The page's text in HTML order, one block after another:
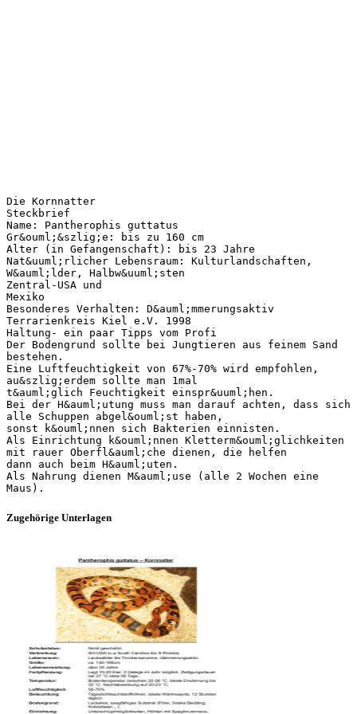
Die Kornnatter
Steckbrief
Name: Pantherophis guttatus
Gr&ouml;&szlig;e: bis zu 160 cm
Alter (in Gefangenschaft): bis 23 Jahre
Nat&uuml;rlicher Lebensraum: Kulturlandschaften,
W&auml;lder, Halbw&uuml;sten
Zentral-USA und
Mexiko
Besonderes Verhalten: D&auml;mmerungsaktiv
Terrarienkreis Kiel e.V. 1998
Haltung- ein paar Tipps vom Profi
Der Bodengrund sollte bei Jungtieren aus feinem Sand
bestehen.
Eine Luftfeuchtigkeit von 67%-70% wird empfohlen,
au&szlig;erdem sollte man 1mal
t&auml;glich Feuchtigkeit einspr&uuml;hen.
Bei der H&auml;utung muss man darauf achten, dass sich
alle Schuppen abgel&ouml;st haben,
sonst k&ouml;nnen sich Bakterien einnisten.
Als Einrichtung k&ouml;nnen Kletterm&ouml;glichkeiten
mit rauer Oberfl&auml;che dienen, die helfen
dann auch beim H&auml;uten.
Als Nahrung dienen M&auml;use (alle 2 Wochen eine
Zugehörige Unterlagen